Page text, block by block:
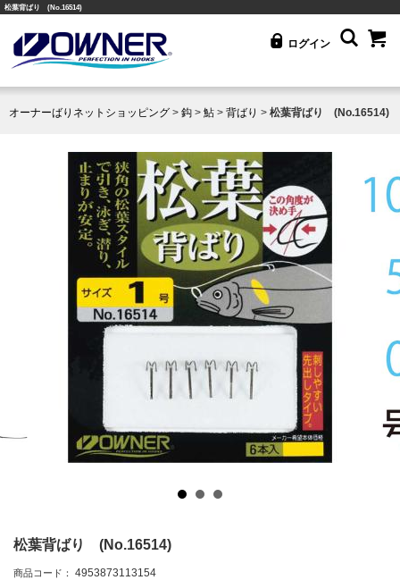
松葉背ばり (No.16514)
ログイン
オーナーばりネットショッピング > 鈎 > 鮎 > 背ばり > 松葉背ばり (No.16514)
松葉背ばり (No.16514)
商品コード： 4953873113154